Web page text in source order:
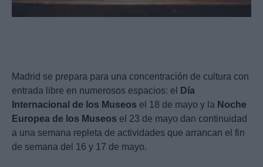
Madrid se prepara para una concentración de cultura con
entrada libre en numerosos espacios: el
Día
Internacional de los Museos el 18 de mayo y la Noche
Europea de los Museos el 23 de mayo dan continuidad
a una semana repleta de actividades que arrancan el fin
de semana del 16 y 17 de mayo.